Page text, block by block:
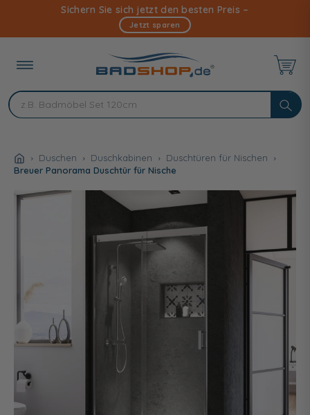
Inhalt
Sichern Sie sich jetzt den besten Preis –
Jetzt sparen
Duschen Duschkabinen
Duschtüren für Nischen
Breuer Panorama Duschtür für Nische